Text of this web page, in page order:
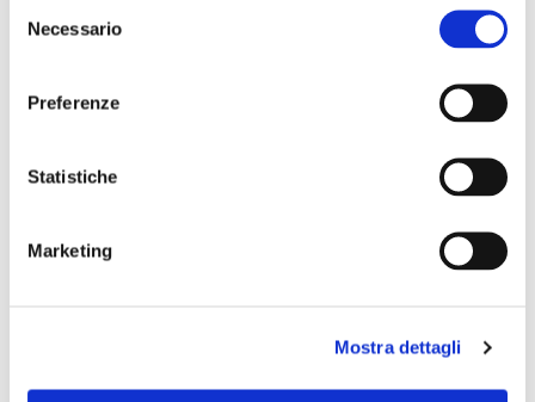
delNecessario
Preferenze
Statistiche
Marketing
Mostra dettagli
nell’affrontare e vincere la sfida della duplice
transizione, digitale e green. Uno
stanziamento significativo, che si aggiunge
alle risorse previste per Transizione 5.0, che
accompagnerà il nostro sistema produttivo
verso un’economia più sostenibile,
creazione di valore”. Lo ha dichiarato il
CONDIVIDI